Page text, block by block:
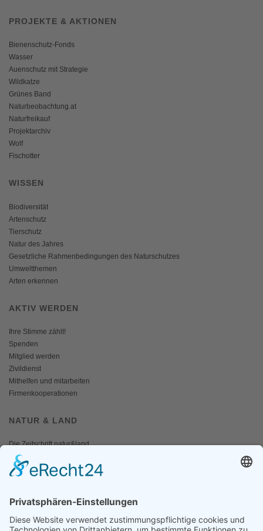
PROJEKTE & AKTIONEN
Bienenschutz-Fonds
Wasser
Auenschutz mit Strategie
Wildkatze
Grünes Band
Naturbeobachtung.at
Naturfreikauf
Projektarchiv
Wolf
Fischotter
WISSEN
Biodiversität
Artenschutz
Tierschutz
Natur des Jahres
Gesetzliche Rahmenbedingungen des Naturschutzes
Umweltthemen
Arten erkennen
AKTIV WERDEN
Ihre Stimme zählt!
Spenden
Mitglied werden
Zivildienst
Mithelfen und mitarbeiten
Firmenkooperationen
NATUR & LAND
Die Zeitschrift natur&land
Archiv
Mediadaten
Fotos und Logos